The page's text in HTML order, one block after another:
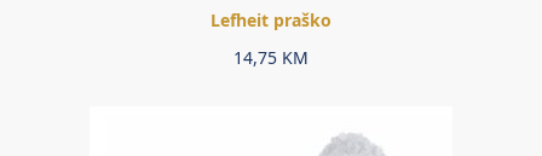
Lefheit praško
14,75 KM